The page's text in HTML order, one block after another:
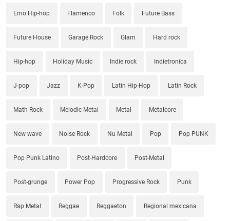
Emo Hip-hop Flamenco Folk Future Bass
Future House Garage Rock Glam Hard rock
Hip-hop Holiday Music Indie rock Indietronica
J-pop Jazz K-Pop Latin Hip-Hop Latin Rock
Math Rock Melodic Metal Metal Metalcore
New wave Noise Rock Nu Metal Pop Pop PUNK
Pop Punk Latino Post-Hardcore Post-Metal
Post-grunge Power Pop Progressive Rock Punk
Rap Metal Reggae Reggaeton Regional mexicana